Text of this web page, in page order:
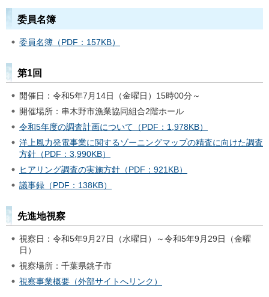
委員名簿
委員名簿（PDF：157KB）
第1回
開催日：令和5年7月14日（金曜日）15時00分～
開催場所：串木野市漁業協同組合2階ホール
令和5年度の調査計画について（PDF：1,978KB）
洋上風力発電事業に関するゾーニングマップの精査に向けた調査
方針（PDF：3,990KB）
ヒアリング調査の実施方針（PDF：921KB）
議事録（PDF：138KB）
先進地視察
視察日：令和5年9月27日（水曜日）～令和5年9月29日（金曜
日）
視察場所：千葉県銚子市
視察事業概要（外部サイトへリンク）